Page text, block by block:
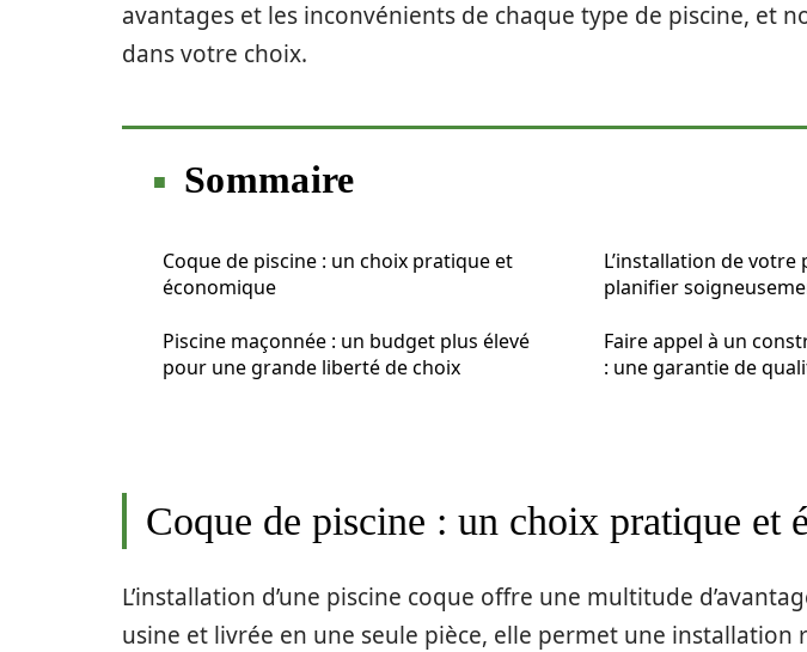
avantages et les inconvénients de chaque type de piscine, et
dans votre choix.
Sommaire
Coque de piscine : un choix pratique et
économique
Piscine maçonnée : un budget plus élevé
pour une grande liberté de choix
L’installation de
planifier
Faire appel à un
: une garantie de
Coque de piscine : un choix pratique et
L’installation d’une piscine coque offre une multitude
usine et livrée en une seule pièce, elle permet une installation